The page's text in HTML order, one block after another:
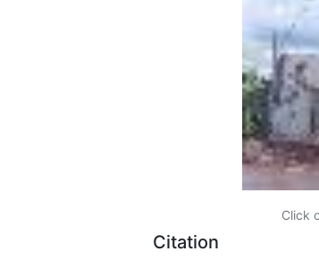
Click
Citation